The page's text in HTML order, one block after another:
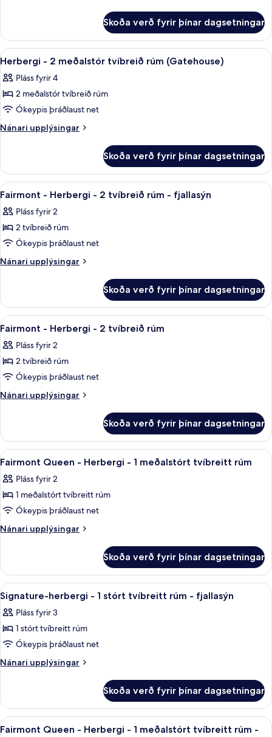
meðalstór
tvíbreið
rúm
herbergi
2
meðalstór
tvíbreið
rúm
Skoða verð fyrir þínar dagsetningar
Skoða
allar
myndir
fyrir
Herbergi
-
tvíbreið
rúm
(Gatehouse)
Herbergi - 2 meðalstór tvíbreið rúm
9
Herbergi - 2 meðalstór tvíbreið rúm (Gatehouse)
Pláss fyrir 4
2 meðalstór tvíbreið rúm
Ókeypis þráðlaust net
Nánari upplýsingar
Nánari
-
meðalstór
rúm
(Gatehouse)
Skoða verð fyrir þínar dagsetningar
Skoða
allar
myndir
fyrir
Fairmont
-
2
tvíbreið
rúm
-
fjallasýn
Rúmföt af bestu gerð, dúnsængur,
7
Fairmont - Herbergi - 2 tvíbreið rúm - fjallasýn
Pláss fyrir 2
2 tvíbreið rúm
Ókeypis þráðlaust net
Nánari upplýsingar
Nánari
-
Herbergi
-
tvíbreið
rúm
fjallasýn
Skoða verð fyrir þínar dagsetningar
Skoða
allar
myndir
fyrir
Fairmont
-
2
tvíbreið
rúm
Rúmföt af bestu gerð, dúnsængur,
7
Fairmont - Herbergi - 2 tvíbreið rúm
Pláss fyrir 2
2 tvíbreið rúm
Ókeypis þráðlaust net
Nánari upplýsingar
Nánari
-
Herbergi
-
tvíbreið
rúm
Skoða verð fyrir þínar dagsetningar
Skoða
allar
myndir
fyrir
Fairmont
Queen
-
meðalstórt
tvíbreitt
rúm
Rúmföt af bestu gerð, dúnsængur,
5
Fairmont Queen - Herbergi - 1 meðalstórt tvíbreitt rúm
Pláss fyrir 2
1 meðalstórt tvíbreitt rúm
Ókeypis þráðlaust net
Nánari upplýsingar
Nánari
Queen
Herbergi
meðalstórt
tvíbreitt
rúm
Skoða verð fyrir þínar dagsetningar
Skoða
allar
myndir
fyrir
Signature-
herbergi
stórt
tvíbreitt
rúm
Rúmföt af bestu gerð, dúnsængur,
5
Signature-herbergi - 1 stórt tvíbreitt rúm - fjallasýn
Pláss fyrir 3
1 stórt tvíbreitt rúm
Ókeypis þráðlaust net
Nánari upplýsingar
Nánari
herbergi
1
Skoða verð fyrir þínar dagsetningar
Skoða
Rúmföt af bestu gerð, dúnsængur,
7
Fairmont Queen - Herbergi - 1 meðalstórt tvíbreitt rúm -